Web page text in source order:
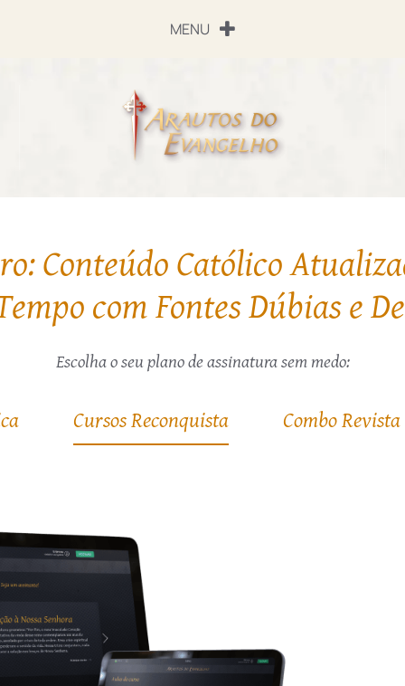
MENU
Conteúdo Católico
com Fontes Dúbias e
Escolha o seu plano de assinatura sem medo:
Cursos Reconquista Combo